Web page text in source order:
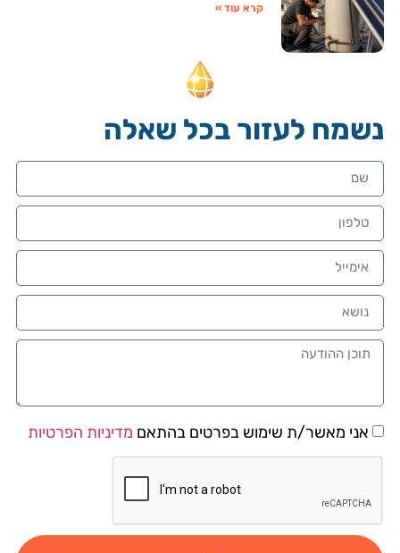
קרא עוד »
נשמח לעזור בכל שאלה
אני מאשר/ת שימוש בפרטים בהתאם מדיניות הפרטיות